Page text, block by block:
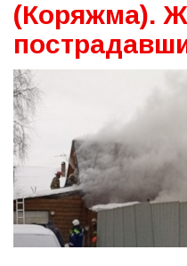
(Коряжма).